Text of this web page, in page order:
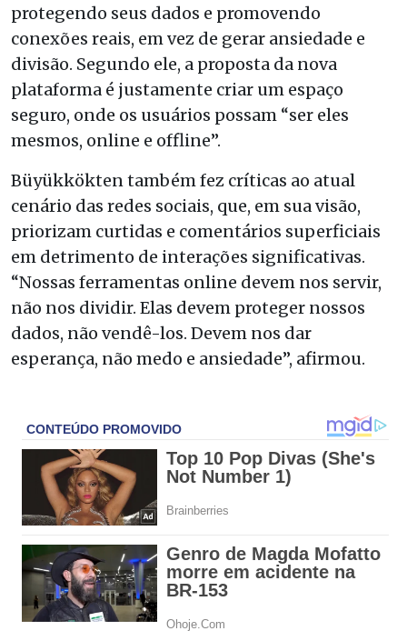
protegendo seus dados e promovendo
conexões reais, em vez de gerar ansiedade e
divisão. Segundo ele, a proposta da nova
plataforma é justamente criar um espaço
seguro, onde os usuários possam “ser eles
mesmos, online e offline”.
Büyükkökten também fez críticas ao atual
cenário das redes sociais, que, em sua visão,
priorizam curtidas e comentários superficiais
em detrimento de interações significativas.
“Nossas ferramentas online devem nos servir,
não nos dividir. Elas devem proteger nossos
dados, não vendê-los. Devem nos dar
esperança, não medo e ansiedade”, afirmou.